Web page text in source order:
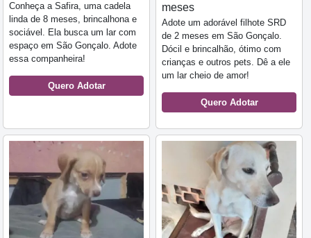
Conheça a Safira, uma cadela
linda de 8 meses, brincalhona e
sociável. Ela busca um lar com
espaço em São Gonçalo. Adote
essa companheira!
Quero Adotar
meses
Adote um adorável filhote SRD
de 2 meses em São Gonçalo.
Dócil e brincalhão, ótimo com
crianças e outros pets. Dê a ele
um lar cheio de amor!
Quero Adotar